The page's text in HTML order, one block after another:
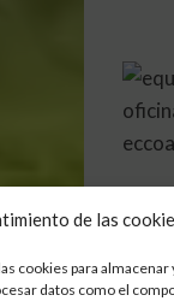
de las
cookies para almacenar
datos como el